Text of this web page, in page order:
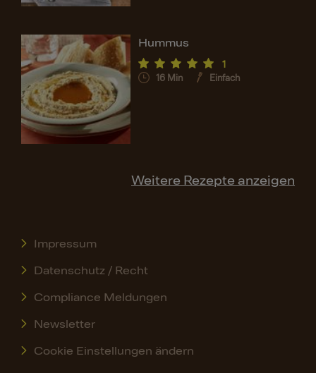
Hummus
1
16 Min Einfach
Weitere Rezepte anzeigen
Impressum
Datenschutz / Recht
Compliance Meldungen
Newsletter
Cookie Einstellungen ändern